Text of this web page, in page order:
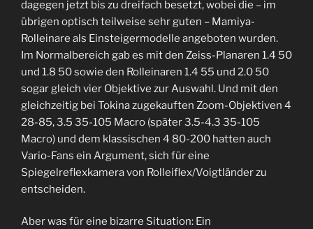
dagegen jetzt bis zu dreifach besetzt, wobei die – im
übrigen optisch teilweise sehr guten – Mamiya-
Rolleinare als Einsteigermodelle angeboten wurden.
Im Normalbereich gab es mit den Zeiss-Planaren 1.4 50
und 1.8 50 sowie den Rolleinaren 1.4 55 und 2.0 50
sogar gleich vier Objektive zur Auswahl. Und mit den
gleichzeitig bei Tokina zugekauften Zoom-Objektiven 4
28-85, 3.5 35-105 Macro (später 3.5-4.3 35-105
Macro) und dem klassischen 4 80-200 hatten auch
Vario-Fans ein Argument, sich für eine
Spiegelreflexkamera von Rolleiflex/Voigtländer zu
entscheiden.
Aber was für eine bizarre Situation: Ein